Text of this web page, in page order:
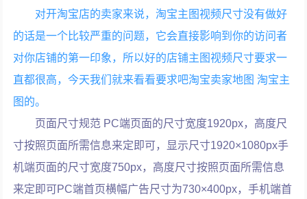
对开淘宝店的卖家来说，淘宝主图视频尺寸没有做好
的话是一个比较严重的问题，它会直接影响到你的访问者
对你店铺的第一印象，所以好的店铺主图视频尺寸要求一
直都很高，今天我们就来看看要求吧淘宝卖家地图 淘宝主
图的。
页面尺寸规范 PC端页面的尺寸宽度1920px，高度尺
寸按照页面所需信息来定即可，显示尺寸1920×1080px手
机端页面的尺寸宽度750px，高度尺寸按照页面所需信息
来定即可PC端首页横幅广告尺寸为730×400px，手机端首